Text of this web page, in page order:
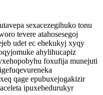
sexacezegihuko tonu
tevere atahosesegoj
udet ec ehekukyj xyqy
ahylihucapiz
foxufija munejuti
qage epubuxejogakizir
ipuxebedurukyr